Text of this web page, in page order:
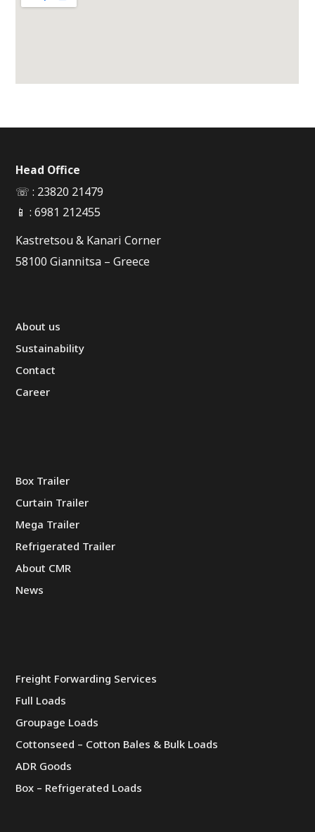
Head Office
☏ : 23820 21479
📱 : 6981 212455
Kastretsou & Kanari Corner
58100 Giannitsa – Greece
About us
Sustainability
Contact
Career
Box Trailer
Curtain Trailer
Mega Trailer
Refrigerated Trailer
About CMR
News
Freight Forwarding Services
Full Loads
Groupage Loads
Cottonseed – Cotton Bales & Bulk Loads
ADR Goods
Box – Refrigerated Loads